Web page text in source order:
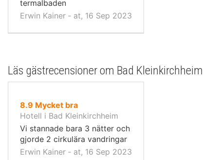
termalbaden
Erwin Kainer ‐ at, 16 Sep 2023
Läs gästrecensioner om Bad Kleinkirchheim
8.9 av
10,
Mycket bra
Hotell i Bad Kleinkirchheim
Vi stannade bara 3 nätter och
gjorde 2 cirkulära vandringar
Erwin Kainer ‐ at, 16 Sep 2023